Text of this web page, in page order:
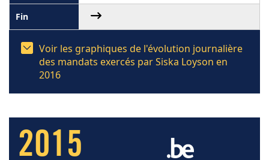
Voir les graphiques de l'évolution journalière
des mandats exercés par Siska Loyson en
2016
2015